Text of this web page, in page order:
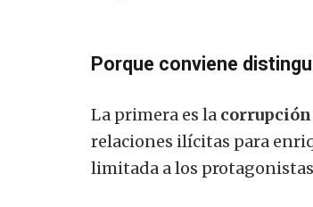
Porque conviene
La primera es la
relaciones ilícitas para
limitada a los